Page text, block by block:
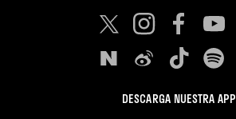
DESCARGA NUESTRA APP